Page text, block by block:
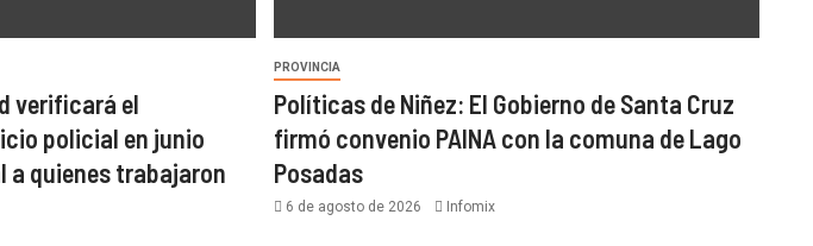
verificará el
policial en junio
a quienes trabajaron
PROVINCIA
Políticas de Niñez: El Gobierno de Santa Cruz
firmó convenio PAINA con la comuna de Lago
Posadas
6 de agosto de 2026 Infomix